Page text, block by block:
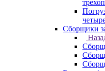
Сборщики